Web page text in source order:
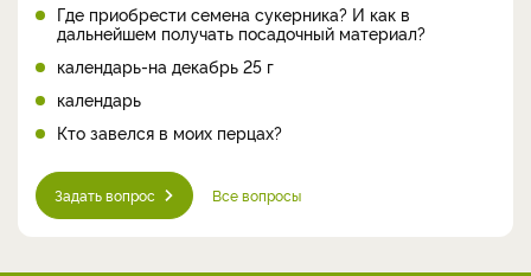
Где приобрести семена сукерника? И как в
дальнейшем получать посадочный материал?
календарь-на декабрь 25 г
календарь
Кто завелся в моих перцах?
Задать вопрос Все вопросы